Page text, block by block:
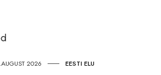
2026 EESTI ELU